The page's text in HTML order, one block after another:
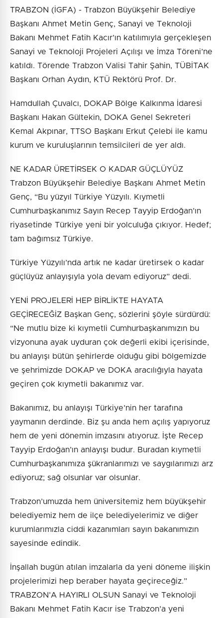
TRABZON (İGFA) - Trabzon Büyükşehir Belediye
Başkanı Ahmet Metin Genç, Sanayi ve Teknoloji
Bakanı Mehmet Fatih Kacır’ın katılımıyla gerçekleşen
Sanayi ve Teknoloji Projeleri Açılışı ve İmza Töreni’ne
katıldı. Törende Trabzon Valisi Tahir Şahin, TÜBİTAK
Başkanı Orhan Aydın, KTÜ Rektörü Prof. Dr.
Hamdullah Çuvalcı, DOKAP Bölge Kalkınma İdaresi
Başkanı Hakan Gültekin, DOKA Genel Sekreteri
Kemal Akpınar, TTSO Başkanı Erkut Çelebi ile kamu
kurum ve kuruluşlarının temsilcileri de yer aldı.
NE KADAR ÜRETİRSEK O KADAR GÜÇLÜYÜZ
Trabzon Büyükşehir Belediye Başkanı Ahmet Metin
Genç, “Bu yüzyıl Türkiye Yüzyılı. Kıymetli
Cumhurbaşkanımız Sayın Recep Tayyip Erdoğan’ın
riyasetinde Türkiye yeni bir yolculuğa çıkıyor. Hedef;
tam bağımsız Türkiye.
Türkiye Yüzyılı’nda artık ne kadar üretirsek o kadar
güçlüyüz anlayışıyla yola devam ediyoruz” dedi.
YENİ PROJELERİ HEP BİRLİKTE HAYATA
GEÇİRECEĞİZ Başkan Genç, sözlerini şöyle sürdürdü:
“Ne mutlu bize ki kıymetli Cumhurbaşkanımızın bu
vizyonuna ayak uyduran çok değerli ekibi içerisinde,
bu anlayışı bütün şehirlerde olduğu gibi bölgemizde
ve şehrimizde DOKAP ve DOKA aracılığıyla hayata
geçiren çok kıymetli bakanımız var.
Bakanımız, bu anlayışı Türkiye’nin her tarafına
yaymanın derdinde. Biz şu anda hem açılış yapıyoruz
hem de yeni dönemin imzasını atıyoruz. İşte Recep
Tayyip Erdoğan’ın anlayışı budur. Buradan kıymetli
Cumhurbaşkanımıza şükranlarımızı ve saygılarımızı arz
ediyoruz; sağ olsunlar var olsunlar.
Trabzon’umuzda hem üniversitemiz hem büyükşehir
belediyemiz hem de ilçe belediyelerimiz ve diğer
kurumlarımızla ciddi kazanımları sayın bakanımızın
sayesinde edindik.
İnşallah bugün atılan imzalarla da yeni döneme ilişkin
projelerimizi hep beraber hayata geçireceğiz.”
TRABZON’A HAYIRLI OLSUN Sanayi ve Teknoloji
Bakanı Mehmet Fatih Kacır ise Trabzon’a yeni